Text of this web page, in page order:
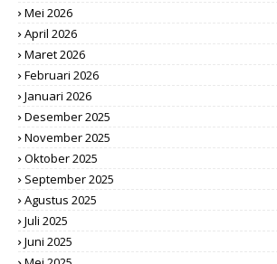
Mei 2026
April 2026
Maret 2026
Februari 2026
Januari 2026
Desember 2025
November 2025
Oktober 2025
September 2025
Agustus 2025
Juli 2025
Juni 2025